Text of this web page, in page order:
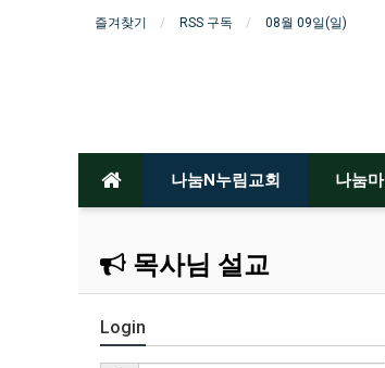
즐겨찾기 RSS 구독 08월 09일(일)
나눔N누림교회 나눔
목사님 설교
Login